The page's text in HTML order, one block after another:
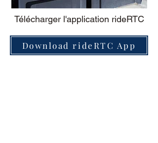
Télécharger l'application rideRTC
Download rideRTC App